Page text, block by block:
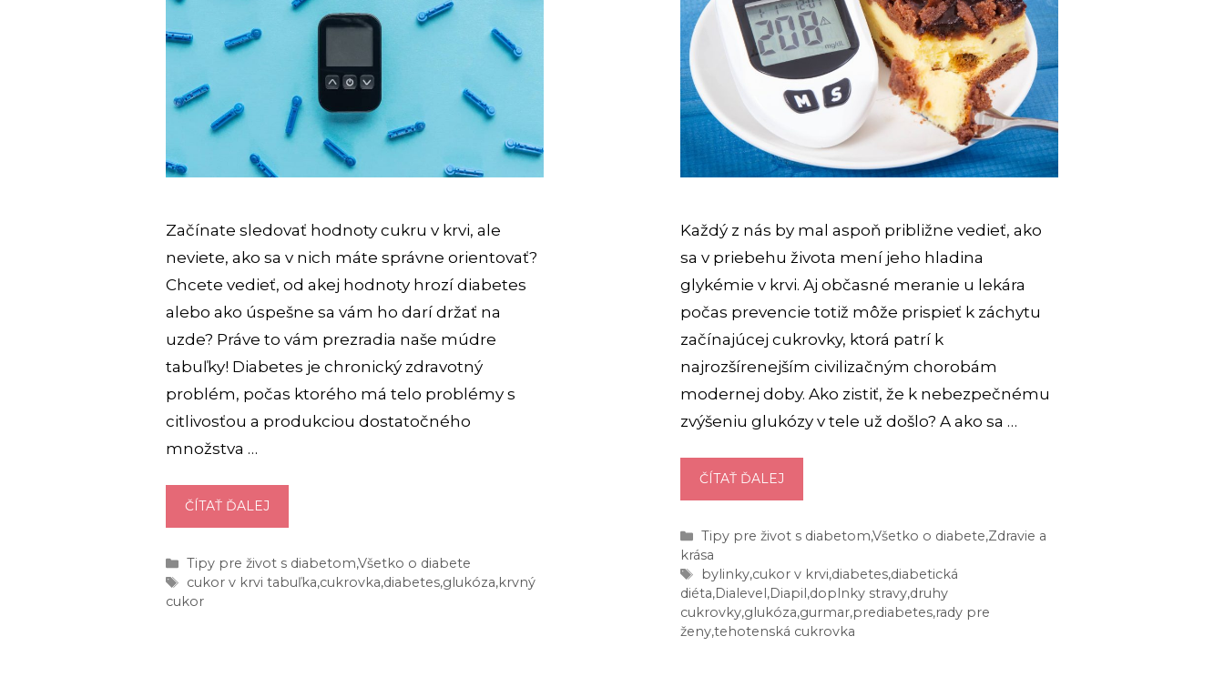
Začínate sledovať hodnoty cukru v krvi, ale
neviete, ako sa v nich máte správne orientovať?
Chcete vedieť, od akej hodnoty hrozí diabetes
alebo ako úspešne sa vám ho darí držať na
uzde? Práve to vám prezradia naše múdre
tabuľky! Diabetes je chronický zdravotný
problém, počas ktorého má telo problémy s
citlivosťou a produkciou dostatočného
množstva …
ČÍTAŤ ĎALEJ
CUKRU
KRVI
Kategórie
Tipy pre život s diabetom,Všetko o diabete
Značky
cukor v krvi tabuľka,cukrovka,diabetes,glukóza,krvný
cukor
Každý z nás by mal aspoň približne vedieť, ako
sa v priebehu života mení jeho hladina
glykémie v krvi. Aj občasné meranie u lekára
počas prevencie totiž môže prispieť k záchytu
začínajúcej cukrovky, ktorá patrí k
najrozšírenejším civilizačným chorobám
modernej doby. Ako zistiť, že k nebezpečnému
zvýšeniu glukózy v tele už došlo? A ako sa …
ČÍTAŤ ĎALEJ
ZNÍŽIŤ
KRVI:
5
NAJLEPŠÍCH
A
Kategórie
Tipy pre život s diabetom,Všetko o diabete,Zdravie a
krása
Značky
bylinky,cukor v krvi,diabetes,diabetická
diéta,Dialevel,Diapil,doplnky stravy,druhy
cukrovky,glukóza,gurmar,prediabetes,rady pre
ženy,tehotenská cukrovka